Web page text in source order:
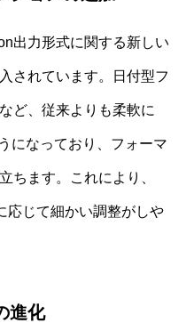
出力形式に関する新しい
されています。日付型フ
ど、従来よりも柔軟に
になっており、フォーマ
ちます。これにより、
応じて細かい調整がしや
進化